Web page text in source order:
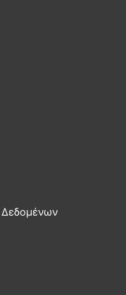
Δεδομένων